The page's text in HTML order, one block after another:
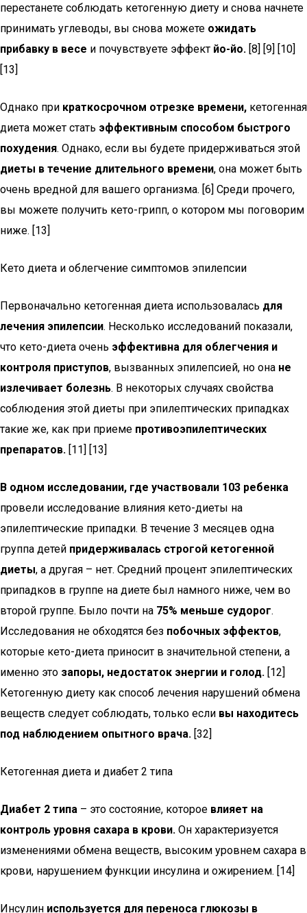
перестанете соблюдать кетогенную диету и снова начнете
принимать углеводы, вы снова можете ожидать
прибавку в весе и почувствуете эффект йо-йо. [8] [9] [10]
[13]
Однако при краткосрочном отрезке времени, кетогенная
диета может стать эффективным способом быстрого
похудения. Однако, если вы будете придерживаться этой
диеты в течение длительного времени, она может быть
очень вредной для вашего организма. [6] Среди прочего,
вы можете получить кето-грипп, о котором мы поговорим
ниже. [13]
Кето диета и облегчение симптомов эпилепсии
Первоначально кетогенная диета использовалась для
лечения эпилепсии. Несколько исследований показали,
что кето-диета очень эффективна для облегчения и
контроля приступов, вызванных эпилепсией, но она не
излечивает болезнь. В некоторых случаях свойства
соблюдения этой диеты при эпилептических припадках
такие же, как при приеме противоэпилептических
препаратов. [11] [13]
В одном исследовании, где участвовали 103 ребенка
провели исследование влияния кето-диеты на
эпилептические припадки. В течение 3 месяцев одна
группа детей придерживалась строгой кетогенной
диеты, а другая – нет. Средний процент эпилептических
припадков в группе на диете был намного ниже, чем во
второй группе. Было почти на 75% меньше судорог.
Исследования не обходятся без побочных эффектов,
которые кето-диета приносит в значительной степени, а
именно это запоры, недостаток энергии и голод. [12]
Кетогенную диету как способ лечения нарушений обмена
веществ следует соблюдать, только если вы находитесь
под наблюдением опытного врача. [32]
Кетогенная диета и диабет 2 типа
Диабет 2 типа – это состояние, которое влияет на
контроль уровня сахара в крови. Он характеризуется
изменениями обмена веществ, высоким уровнем сахара в
крови, нарушением функции инсулина и ожирением. [14]
Инсулин используется для переноса глюкозы в